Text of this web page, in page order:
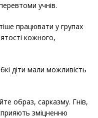
учнів.
працювати у групах
кожного,
діти мали можливість
образ, сарказму. Гнів,
зміцненню